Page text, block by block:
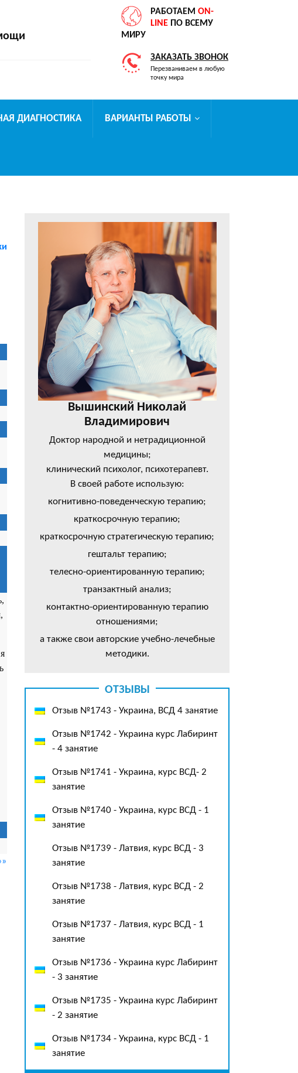
РАБОТАЕМ ON-
LINE ПО ВСЕМУ
МИРУ
ЗАКАЗАТЬ ЗВОНОК
Перезваниваем в любую
точку мира
ДИАГНОСТИКА ВАРИАНТЫ РАБОТЫ
Вышинский Николай
Владимирович
Доктор народной и нетрадиционной
медицины;
клинический психолог, психотерапевт.
В своей работе использую:
когнитивно-поведенческую терапию;
краткосрочную терапию;
краткосрочную стратегическую терапию;
гештальт терапию;
телесно-ориентированную терапию;
транзактный анализ;
контактно-ориентированную терапию
отношениями;
а также свои авторские учебно-лечебные
методики.
ОТЗЫВЫ
Отзыв №1743 - Украина, ВСД 4 занятие
Отзыв №1742 - Украина курс Лабиринт
- 4 занятие
Отзыв №1741 - Украина, курс ВСД- 2
занятие
Отзыв №1740 - Украина, курс ВСД - 1
занятие
Отзыв №1739 - Латвия, курс ВСД - 3
занятие
Отзыв №1738 - Латвия, курс ВСД - 2
занятие
Отзыв №1737 - Латвия, курс ВСД - 1
занятие
Отзыв №1736 - Украина курс Лабиринт
- 3 занятие
Отзыв №1735 - Украина курс Лабиринт
- 2 занятие
Отзыв №1734 - Украина, курс ВСД - 1
занятие